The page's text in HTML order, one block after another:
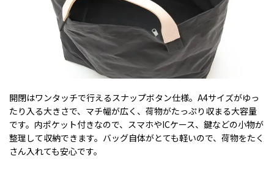
開閉はワンタッチで行えるスナップボタン仕様。A4サイズがゆっ
たり入る大きさで、マチ幅が広く、荷物がたっぷり収まる大容量
です。内ポケット付きなので、スマホやICケース、鍵などの小物が
整理して収納できます。バッグ自体がとても軽いので、荷物をたく
さん入れても安心です。